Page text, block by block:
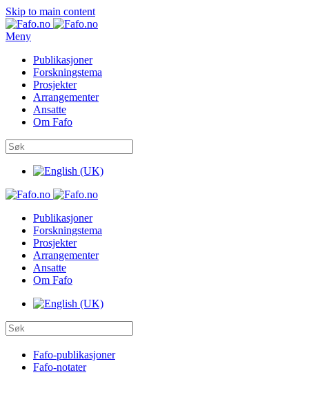
Skip to main content
Meny
Publikasjoner
Forskningstema
Prosjekter
Arrangementer
Ansatte
Om Fafo
Publikasjoner
Forskningstema
Prosjekter
Arrangementer
Ansatte
Om Fafo
Fafo-publikasjoner
Fafo-notater